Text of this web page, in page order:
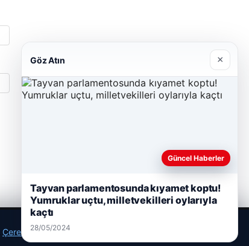
Çerez Politikamız
Göz Atın ×
Güncel Haberler
Tayvan parlamentosunda kıyamet koptu!
Yumruklar uçtu, milletvekilleri oylarıyla
kaçtı
28/05/2024